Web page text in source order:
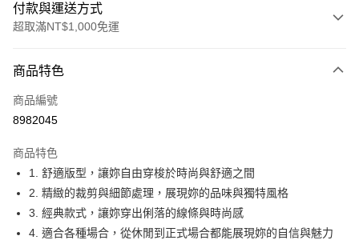
付款與運送方式
超取滿NT$1,000免運
信用卡一次付款
Apple Pay
運送方式
付款後全家取貨
每筆NT$60，滿NT$1,000(含以上)免運費
商品特色
商品編號
8982045
商品特色
1. 舒適版型，讓妳自由穿梭於時尚與舒適之間
2. 精緻的裁剪與細節處理，展現妳的品味與獨特風格
3. 經典款式，讓妳穿出俐落的線條與時尚感
4. 適合各種場合，從休閒到正式場合都能展現妳的自信與魅力